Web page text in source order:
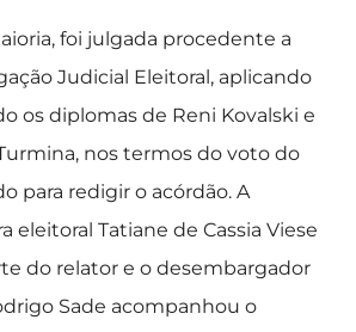
foi julgada procedente a
Judicial Eleitoral, aplicando
os diplomas de Reni Kovalski e
nos termos do voto do
para redigir o acórdão. A
eleitoral Tatiane de Cassia Viese
do relator e o desembargador
Sade acompanhou o